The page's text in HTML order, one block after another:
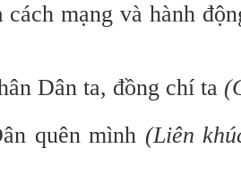
mạng và hành
Dân ta, đồng chí ta
quên mình (Liên